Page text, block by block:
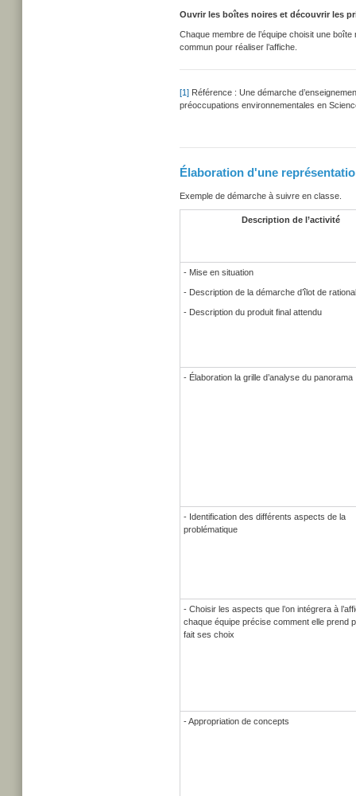
Ouvrir les boîtes noires et découvrir les
Chaque membre de l’équipe choisit une
commun pour réaliser l’affiche.
[1] Référence : Une démarche
préoccupations environnementales en
Élaboration d'une
Exemple de démarche à suivre en classe.
Description de l’activité
- Mise en situation
- Description de la démarche d’îlot de
- Description du produit final attendu
- Élaboration la grille d’analyse du panorama
- Identification des différents aspects de la
problématique
- Choisir les aspects que l’on intégrera à
chaque équipe précise comment elle prend
fait ses choix
- Appropriation de concepts